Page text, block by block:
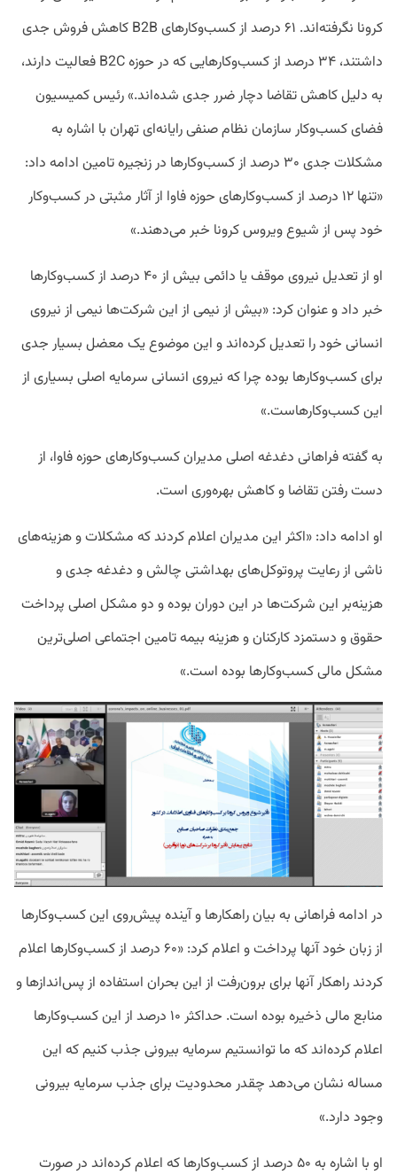
کرونا نگرفته‌اند. ۶۱ درصد از کسب‌وکار‌های B2B کاهش فروش جدی
داشتند، ۳۴ درصد از کسب‌وکار‌هایی که در حوزه ‌B2C فعالیت دارند،
به دلیل کاهش تقاضا دچار ضرر جدی شده‌اند.» رئیس کمیسیون
فضای کسب‌وکار سازمان نظام صنفی رایانه‌ای تهران با اشاره به
مشکلات جدی ۳۰ درصد از کسب‌وکار‌ها در زنجیره تامین ادامه داد:
‌«تنها ۱۲ درصد از کسب‌وکار‌های حوزه فاوا از آثار مثبتی در کسب‌وکار
خود پس از شیوع ویروس کرونا خبر می‌دهند.»
او از تعدیل نیروی موقف یا دائمی بیش از ۴۰ درصد از کسب‌وکار‌ها
خبر داد و عنوان کرد: «بیش از نیمی از این شرکت‌ها نیمی از نیروی
انسانی خود را تعدیل کرده‌اند و این موضوع یک معضل بسیار جدی
برای کسب‌وکار‌ها بوده چرا که نیروی انسانی سرمایه اصلی بسیاری از
این کسب‌وکار‌هاست.»
به گفته فراهانی دغدغه اصلی مدیران کسب‌وکار‌های حوزه فاوا، از
دست رفتن تقاضا و کاهش بهره‌وری است.
او ادامه داد: «اکثر این مدیران اعلام کردند که مشکلات و هزینه‌های
ناشی از رعایت پروتوکل‌های بهداشتی چالش و دغدغه جدی و
هزینه‌بر این شرکت‌ها در این دوران بوده و دو مشکل اصلی پرداخت
حقوق و دستمزد کارکنان و هزینه بیمه تامین اجتماعی اصلی‌ترین
مشکل مالی کسب‌وکار‌ها بوده است.»
در ادامه فراهانی به بیان راهکار‌ها و آینده پیش‌روی این کسب‌وکار‌ها
از زبان خود آنها پرداخت و اعلام کرد: «۶۰ درصد از کسب‌وکار‌ها اعلام
کردند راهکار آنها برای برون‌رفت از این بحران استفاده از پس‌اندازها و
منابع مالی ذخیره بوده است. حداکثر ۱۰ درصد از این کسب‌وکار‌ها
اعلام کرده‌اند که ما توانستیم سرمایه بیرونی جذب کنیم که این
مساله نشان می‌دهد چقدر محدودیت برای جذب سرمایه بیرونی
وجود دارد.»
او با اشاره به ۵۰ درصد از کسب‌وکار‌ها که اعلام کرده‌اند در صورت